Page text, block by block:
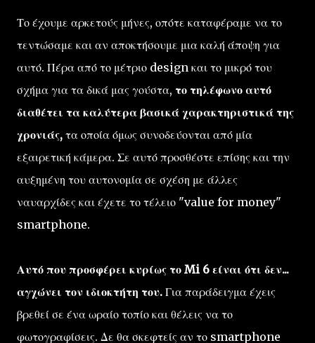
Το έχουμε αρκετούς μήνες, οπότε καταφέραμε να το
τεντώσαμε και αν αποκτήσουμε μια καλή άποψη για
αυτό. Πέρα από το μέτριο design και το μικρό του
σχήμα για τα δικά μας γούστα, το τηλέφωνο αυτό
διαθέτει τα καλύτερα βασικά χαρακτηριστικά της
χρονιάς, τα οποία όμως συνοδεύονται από μία
εξαιρετική κάμερα. Σε αυτό προσθέστε επίσης και την
αυξημένη του αυτονομία σε σχέση με άλλες
ναυαρχίδες και έχετε το τέλειο "value for money"
smartphone.
Αυτό που προσφέρει κυρίως το Mi 6 είναι ότι δεν...
αγχώνει τον ιδιοκτήτη του. Για παράδειγμα έχεις
βρεθεί σε ένα ωραίο τοπίο και θέλεις να το
φωτογραφίσεις. Δε θα σκεφτείς αν το smartphone